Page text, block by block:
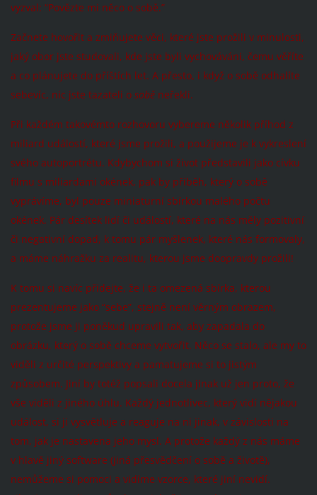
vyzval: “Povězte mi něco o sobě.”
Začnete hovořit a zmiňujete věci, které jste prožili v minulosti,
jaký obor jste studovali, kde jste byli vychováváni, čemu věříte
a co plánujete do příštích let. A přesto, i když o sobě odhalíte
sebevíc, nic jste tazateli o sobě neřekli.
Při každém takovémto rozhovoru vybereme několik příhod z
miliard událostí, které jsme prožili, a použijeme je k vykreslení
svého autoportrétu. Kdybychom si život představili jako cívku
filmu s miliardami okének, pak by příběh, který o sobě
vyprávíme, byl pouze miniaturní sbírkou malého počtu
okének. Pár desítek lidí či událostí, které na nás měly pozitivní
či negativní dopad, k tomu pár myšlenek, které nás formovaly,
a máme náhražku za realitu, kterou jsme doopravdy prožili!
K tomu si navíc přidejte, že i ta omezená sbírka, kterou
prezentujeme jako “sebe”, stejně není věrným obrazem,
protože jsme ji poněkud upravili tak, aby zapadala do
obrázku, který o sobě chceme vytvořit. Něco se stalo, ale my to
viděli z určité perspektivy a pamatujeme si to jistým
způsobem. Jiní by totéž popsali docela jinak už jen proto, že
vše viděli z jiného úhlu. Každý jednotlivec, který vidí nějakou
událost, si ji vysvětluje a reaguje na ni jinak, v závislosti na
tom, jak je nastavena jeho mysl. A protože každý z nás máme
v hlavě jiný software (jiná přesvědčení o sobě a životě),
nemůžeme si pomoci a vidíme vzorce, které jiní nevidí.